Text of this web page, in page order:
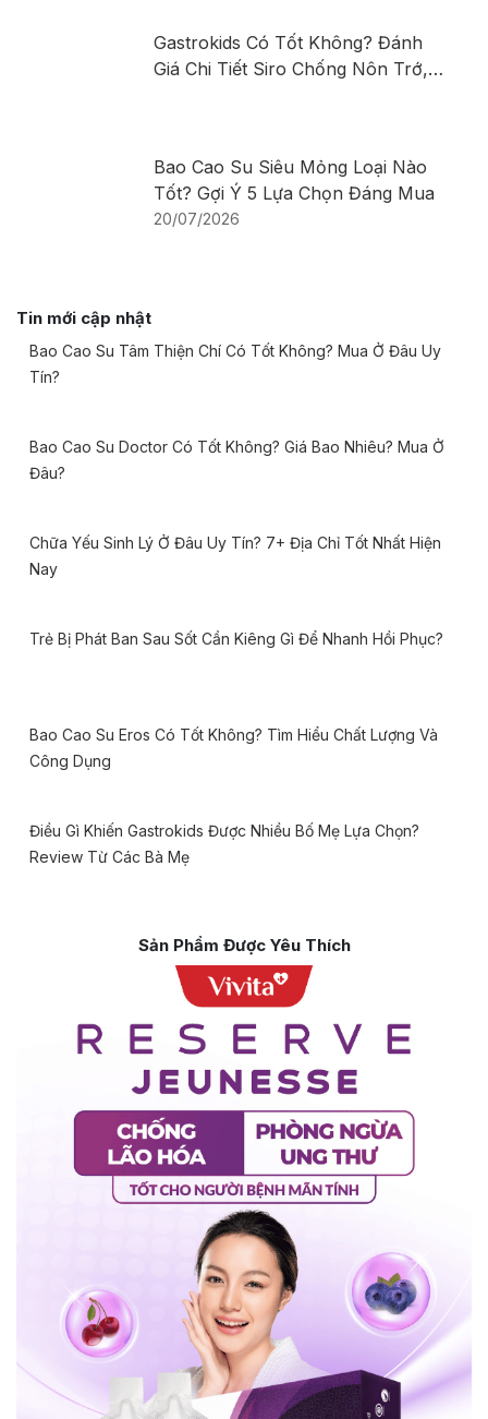
Gastrokids Có Tốt Không? Đánh
Giá Chi Tiết Siro Chống Nôn Trớ,
Bao Cao Su Siêu Mỏng Loại Nào
Tốt? Gợi Ý 5 Lựa Chọn Đáng Mua
20/07/2026
Tin mới cập nhật
Bao Cao Su Tâm Thiện Chí Có Tốt Không? Mua Ở Đâu Uy
Tín?
Bao Cao Su Doctor Có Tốt Không? Giá Bao Nhiêu? Mua Ở
Đâu?
Chữa Yếu Sinh Lý Ở Đâu Uy Tín? 7+ Địa Chỉ Tốt Nhất Hiện
Nay
Trẻ Bị Phát Ban Sau Sốt Cần Kiêng Gì Để Nhanh Hồi Phục?
Bao Cao Su Eros Có Tốt Không? Tìm Hiểu Chất Lượng Và
Công Dụng
Điều Gì Khiến Gastrokids Được Nhiều Bố Mẹ Lựa Chọn?
Review Từ Các Bà Mẹ
Sản Phẩm Được Yêu Thích